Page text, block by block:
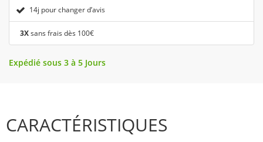
14j pour changer d’avis
3Xsans frais dès 100€
Expédié sous 3 à 5 Jours
CARACTÉRISTIQUES